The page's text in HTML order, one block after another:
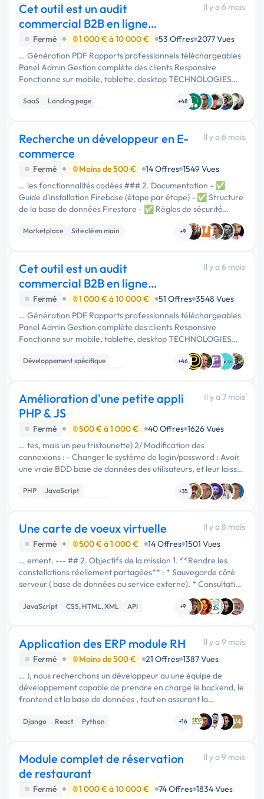
Cet outil est un audit
commercial B2B en ligne
permettant d'évaluer
Il y a 6 mois
Fermé 1 000 € à 10 000 € 53 Offres 2077 Vues
… Génération PDF Rapports professionnels téléchargeables
Panel Admin Gestion complète des clients Responsive
Fonctionne sur mobile, tablette, desktop TECHNOLOGIES
UTILISÉES Composant Technologie Interface React +
TypeScript Design Tailwind CSS …
SaaS
Landing page
+48
Recherche un développeur en E-
commerce
Il y a 6 mois
Fermé Moins de 500 € 14 Offres 1549 Vues
… les fonctionnalités codées ### 2. Documentation - ✅
Guide d'installation Firebase (étape par étape) - ✅ Structure
de la base de données Firestore - ✅ Règles de sécurité
Firebase pré-écrites ### 3. Informations du site - **Nom du
site :** …
Marketplace
Site clé en main
+9
Cet outil est un audit
commercial B2B en ligne
permettant d'évaluer
Il y a 6 mois
Fermé 1 000 € à 10 000 € 51 Offres 3548 Vues
… Génération PDF Rapports professionnels téléchargeables
Panel Admin Gestion complète des clients Responsive
Fonctionne sur mobile, tablette, desktop TECHNOLOGIES
UTILISÉES Composant Technologie Interface React +
TypeScript Design Tailwind CSS …
Développement spécifique
+46
Amélioration d'une petite appli
PHP & JS
Il y a 7 mois
Fermé 500 € à 1 000 € 40 Offres 1626 Vues
… tes, mais un peu tristounette) 2/ Modification des
connexions : - Changer le système de login/password : Avoir
une vraie BDD base de données des utilisateurs, et leur laisser
la possibilité de choisir leur mdp et de pouvoir le récupérer en
cas …
PHP
JavaScript
+35
Une carte de voeux virtuelle
Il y a 8 mois
Fermé
500 € à 1 000 € 14 Offres 1501 Vues
… ement. --- ## 2. Objectifs de la mission 1. **Rendre les
constellations réellement partagées** : * Sauvegarde côté
serveur ( base de données ou service externe). * Consultation
par tous les utilisateurs, depuis un même “univers” partagé. 2.
…JavaScript CSS, HTML, XML API +9
Application des ERP module RH
Il y a 9 mois
Fermé
Moins de 500 € 21 Offres 1387 Vues
… ), nous recherchons un développeur ou une équipe de
développement capable de prendre en charge le backend, le
frontend et la base de données , tout en assurant la
performance et la scalabilité de l’application. Voici les détails
techniques et …
Django React Python +16
Module complet de réservation
de restaurant
Il y a 9 mois
Fermé 1 000 € à 10 000 € 74 Offres 1834 Vues